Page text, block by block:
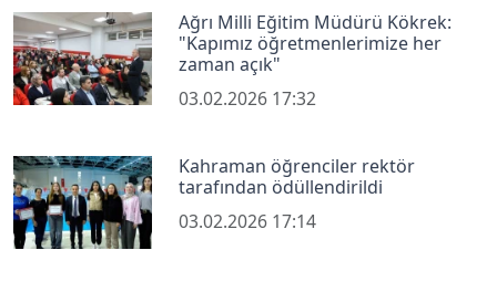
Ağrı Milli Eğitim Müdürü Kökrek:
"Kapımız öğretmenlerimize her
zaman açık"
03.02.2026 17:32
Kahraman öğrenciler rektör
tarafından ödüllendirildi
03.02.2026 17:14